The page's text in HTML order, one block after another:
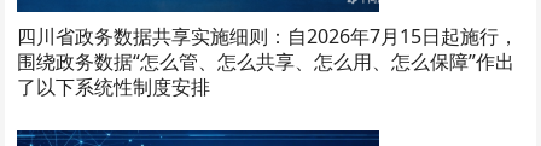
四川省政务数据共享实施细则：自2026年7月15日起施行，
围绕政务数据“怎么管、怎么共享、怎么用、怎么保障”作出
了以下系统性制度安排